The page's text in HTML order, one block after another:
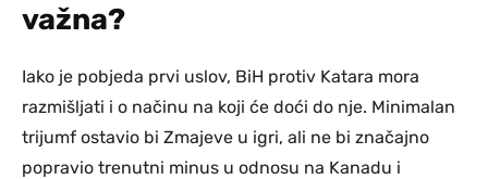
važna?
Iako je pobjeda prvi uslov, BiH protiv Katara mora
razmišljati i o načinu na koji će doći do nje. Minimalan
trijumf ostavio bi Zmajeve u igri, ali ne bi značajno
popravio trenutni minus u odnosu na Kanadu i